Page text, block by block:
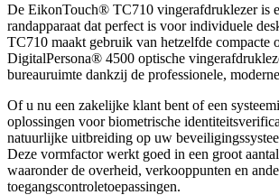
De EikonTouch® TC710 vingerafdruklezer is
randapparaat dat perfect is voor individuele
TC710 maakt gebruik van hetzelfde compacte
DigitalPersona® 4500 optische
bureauruimte dankzij de professionele,
Of u nu een zakelijke klant bent of een
oplossingen voor biometrische
natuurlijke uitbreiding op uw
Deze vormfactor werkt goed in een groot
waaronder de overheid, verkooppunten en
toegangscontroletoepassingen.